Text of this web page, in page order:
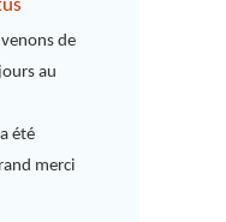
de
au
été
merci